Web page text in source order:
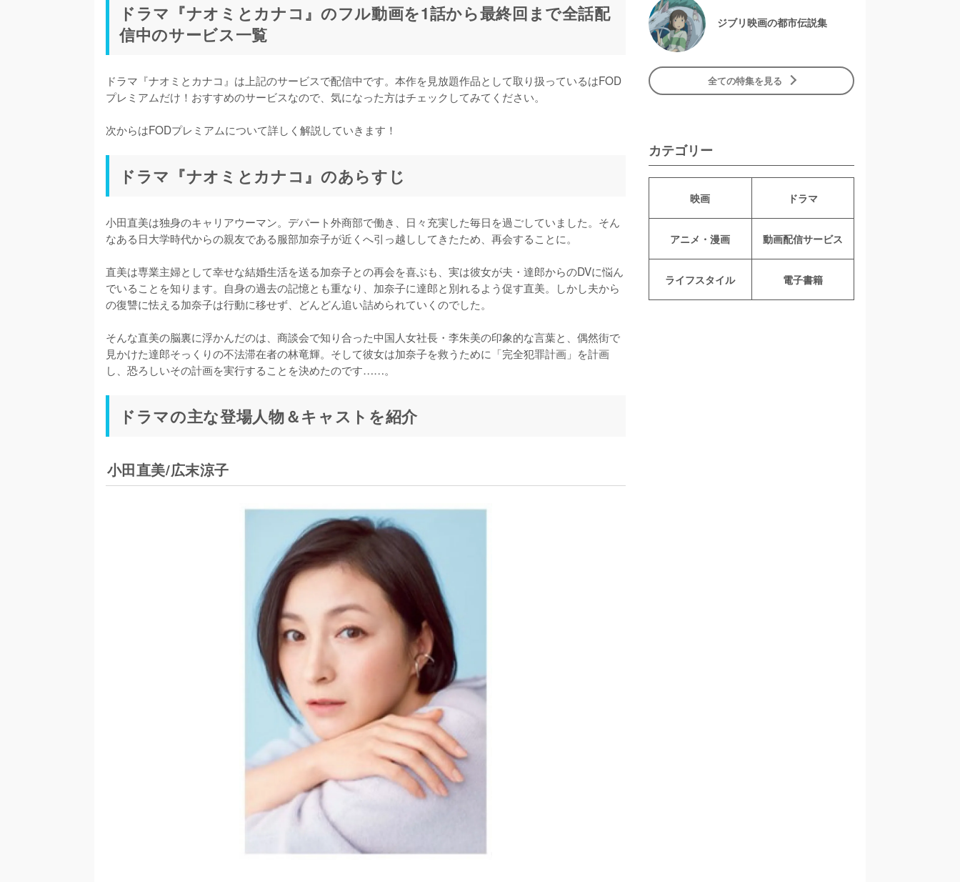
ドラマ『ナオミとカナコ』のフル動画を1話から最終回まで全話配
信中のサービス一覧
ドラマ『ナオミとカナコ』は上記のサービスで配信中です。本作を見放題作品として取り扱っているはFOD
プレミアムだけ！おすすめのサービスなので、気になった方はチェックしてみてください。
次からはFODプレミアムについて詳しく解説していきます！
ドラマ『ナオミとカナコ』のあらすじ
小田直美は独身のキャリアウーマン。デパート外商部で働き、日々充実した毎日を過ごしていました。そん
なある日大学時代からの親友である服部加奈子が近くへ引っ越ししてきたため、再会することに。
直美は専業主婦として幸せな結婚生活を送る加奈子との再会を喜ぶも、実は彼女が夫・達郎からのDVに悩ん
でいることを知ります。自身の過去の記憶とも重なり、加奈子に達郎と別れるよう促す直美。しかし夫から
の復讐に怯える加奈子は行動に移せず、どんどん追い詰められていくのでした。
そんな直美の脳裏に浮かんだのは、商談会で知り合った中国人女社長・李朱美の印象的な言葉と、偶然街で
見かけた達郎そっくりの不法滞在者の林竜輝。そして彼女は加奈子を救うために「完全犯罪計画」を計画
し、恐ろしいその計画を実行することを決めたのです……。
ドラマの主な登場人物＆キャストを紹介
小田直美/広末涼子
ジブリ映画の都市伝説集
全ての特集を見る
カテゴリー
映画 ドラマ
アニメ・漫画 動画配信サービス
ライフスタイル 電子書籍